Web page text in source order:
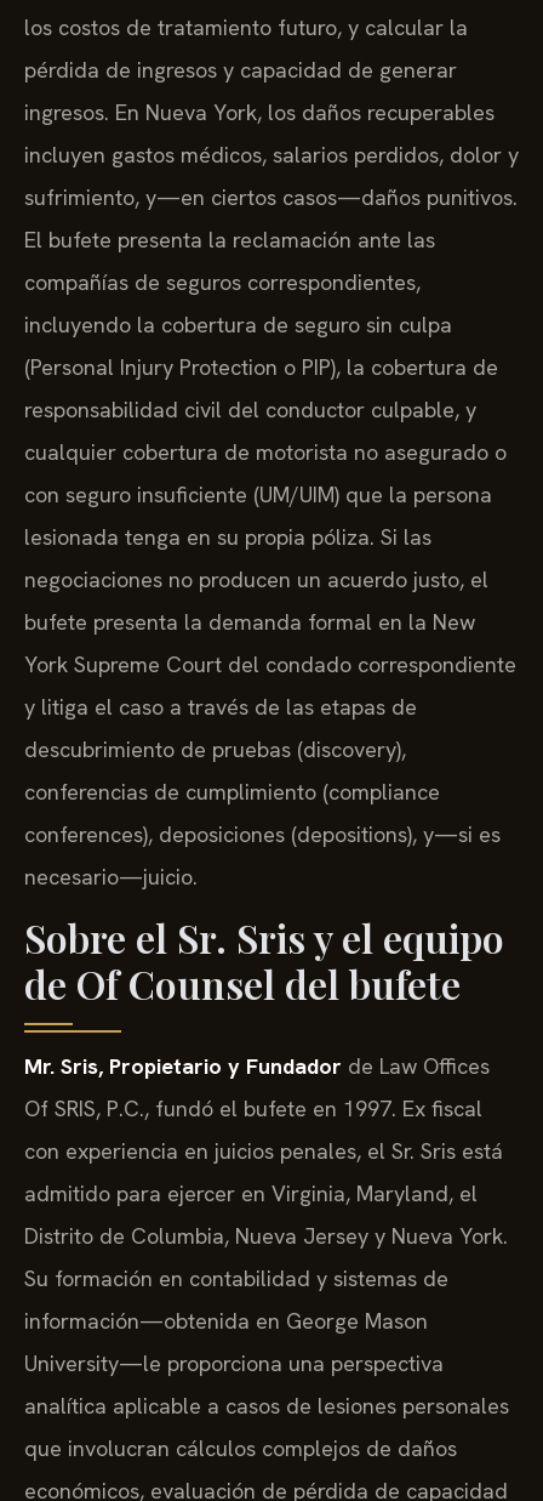
los costos de tratamiento futuro, y calcular la
pérdida de ingresos y capacidad de generar
ingresos. En Nueva York, los daños recuperables
incluyen gastos médicos, salarios perdidos, dolor y
sufrimiento, y—en ciertos casos—daños punitivos.
El bufete presenta la reclamación ante las
compañías de seguros correspondientes,
incluyendo la cobertura de seguro sin culpa
(Personal Injury Protection o PIP), la cobertura de
responsabilidad civil del conductor culpable, y
cualquier cobertura de motorista no asegurado o
con seguro insuficiente (UM/UIM) que la persona
lesionada tenga en su propia póliza. Si las
negociaciones no producen un acuerdo justo, el
bufete presenta la demanda formal en la New
York Supreme Court del condado correspondiente
y litiga el caso a través de las etapas de
descubrimiento de pruebas (discovery),
conferencias de cumplimiento (compliance
conferences), deposiciones (depositions), y—si es
necesario—juicio.
Sobre el Sr. Sris y el equipo
de Of Counsel del bufete
Mr. Sris, Propietario y Fundador de Law Offices
Of SRIS, P.C., fundó el bufete en 1997. Ex fiscal
con experiencia en juicios penales, el Sr. Sris está
admitido para ejercer en Virginia, Maryland, el
Distrito de Columbia, Nueva Jersey y Nueva York.
Su formación en contabilidad y sistemas de
información—obtenida en George Mason
University—le proporciona una perspectiva
analítica aplicable a casos de lesiones personales
que involucran cálculos complejos de daños
económicos, evaluación de pérdida de capacidad